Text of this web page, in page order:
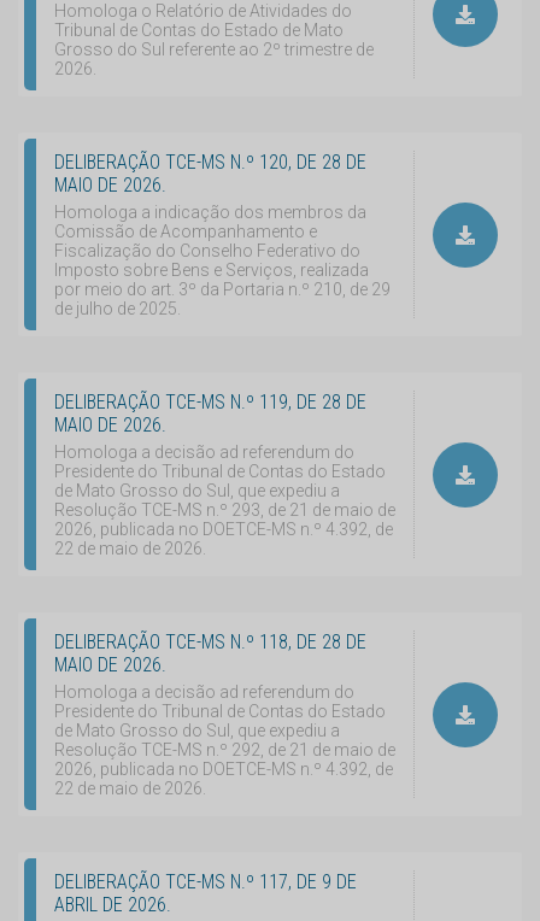
Homologa o Relatório de Atividades do
Tribunal de Contas do Estado de Mato
Grosso do Sul referente ao 2º trimestre de
2026.
DELIBERAÇÃO TCE-MS N.º 120, DE 28 DE
MAIO DE 2026.
Homologa a indicação dos membros da
Comissão de Acompanhamento e
Fiscalização do Conselho Federativo do
Imposto sobre Bens e Serviços, realizada
por meio do art. 3º da Portaria n.º 210, de 29
de julho de 2025.
DELIBERAÇÃO TCE-MS N.º 119, DE 28 DE
MAIO DE 2026.
Homologa a decisão ad referendum do
Presidente do Tribunal de Contas do Estado
de Mato Grosso do Sul, que expediu a
Resolução TCE-MS n.º 293, de 21 de maio de
2026, publicada no DOETCE-MS n.º 4.392, de
22 de maio de 2026.
DELIBERAÇÃO TCE-MS N.º 118, DE 28 DE
MAIO DE 2026.
Homologa a decisão ad referendum do
Presidente do Tribunal de Contas do Estado
de Mato Grosso do Sul, que expediu a
Resolução TCE-MS n.º 292, de 21 de maio de
2026, publicada no DOETCE-MS n.º 4.392, de
22 de maio de 2026.
DELIBERAÇÃO TCE-MS N.º 117, DE 9 DE
ABRIL DE 2026.